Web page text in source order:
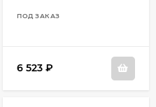
ПОД ЗАКАЗ
6 523 ₽